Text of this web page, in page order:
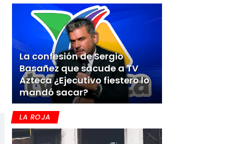
La confesión de Sergio
Basañez que sacude a TV
Azteca ¿Ejecutivo fiestero lo
mandó sacar?
LA ROJA